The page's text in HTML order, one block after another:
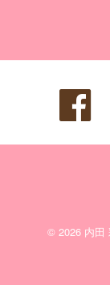
© 2026 内田